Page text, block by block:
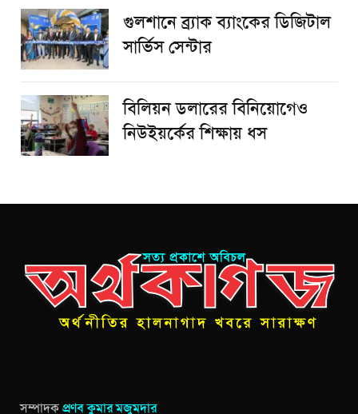
গুলশানে ব্র্যাক ব্যাংকের ডিজিটাল
সার্ভিস সেন্টার
বিলিয়ন ডলারের বিনিয়োগেও
নিউইয়র্কের শিক্ষায় ধস
সম্পাদকপ্রণব কুমার মজুমদার